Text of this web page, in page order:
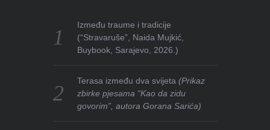
Između traume i tradicije
(“Stravaruše”, Naida Mujkić,
Buybook, Sarajevo, 2026.)
Terasa između dva svijeta(Prikaz
zbirke pjesama “Kao da zidu
govorim”, autora Gorana Sarića)